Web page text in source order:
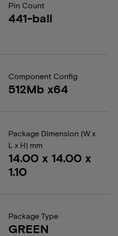
Pin Count
441-ball
Component Config
512Mb x64
Package Dimension (W x
L x H) mm
14.00 x 14.00 x
1.10
Package Type
GREEN